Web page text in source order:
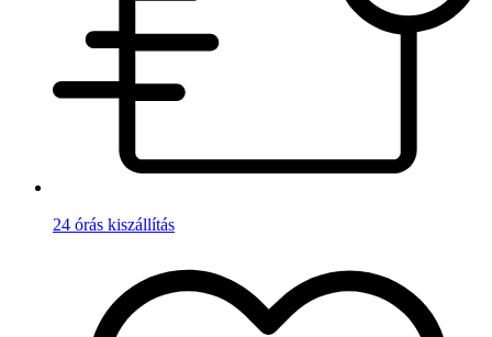
24 órás kiszállítás